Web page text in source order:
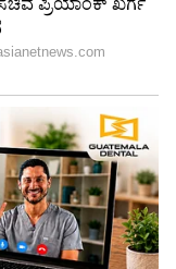
ಮಾಡಿದ್ದಾರೆ.